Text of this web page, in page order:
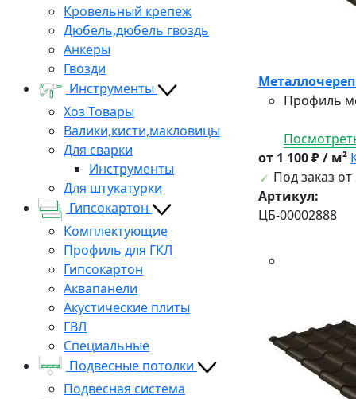
Кровельный крепеж
Дюбель,дюбель гвоздь
Анкеры
Гвозди
Инструменты
Хоз Товары
Валики,кисти,макловицы
Для сварки
Инструменты
Для штукатурки
Гипсокартон
Комплектующие
Профиль для ГКЛ
Гипсокартон
Аквапанели
Акустические плиты
ГВЛ
Специальные
Подвесные потолки
Подвесная система
Профиль
от 1 100 ₽ / м²
Под заказ от
Артикул:
ЦБ-00002888